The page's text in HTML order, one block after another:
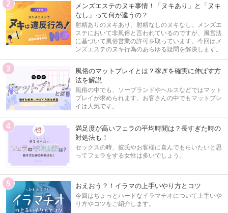
メンズエステのヌキ事情！「ヌキあり」と「ヌキ
なし」って何が違うの？
射精ありのヌキあり、射精なしのヌキなし。メンズエ
ステにおいて非風俗と言われているのですが、風営法
に基づいて風俗営業の許可を取っています。今回はメ
ンズエステのヌキ行為のあらゆる疑問を解決します。
風俗のマットプレイとは？稼ぎを確実に伸ばす方
法を解説
風俗の中でも、ソープランドやヘルスなどではマット
プレイが求められます。お客さんの中でもマットプレ
イは人気です。
満足度が高いフェラの平均時間は？長すぎた時の
対処法も！
セックスの時、彼氏やお客様に喜んでもらいたいと思
ってフェラをする女性は多いでしょう。
おえおう？！イラマの上手いやり方とコツ
今回はちょっとハードなイラマチオについて上⼿いや
り⽅やコツをご紹介します。